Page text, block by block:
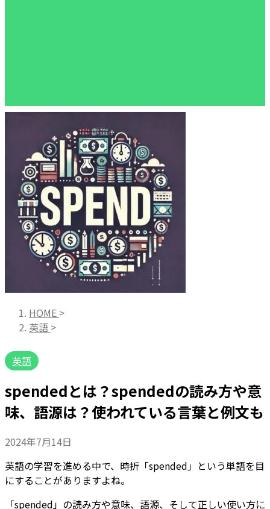
HOME >
英語 >
英語
spendedとは？spendedの読み方や意
味、語源は？使われている言葉と例文も
2024年7月14日
英語の学習を進める中で、時折「spended」という単語を目
にすることがありますよね。
「spended」の読み方や意味、語源、そして正しい使い方に